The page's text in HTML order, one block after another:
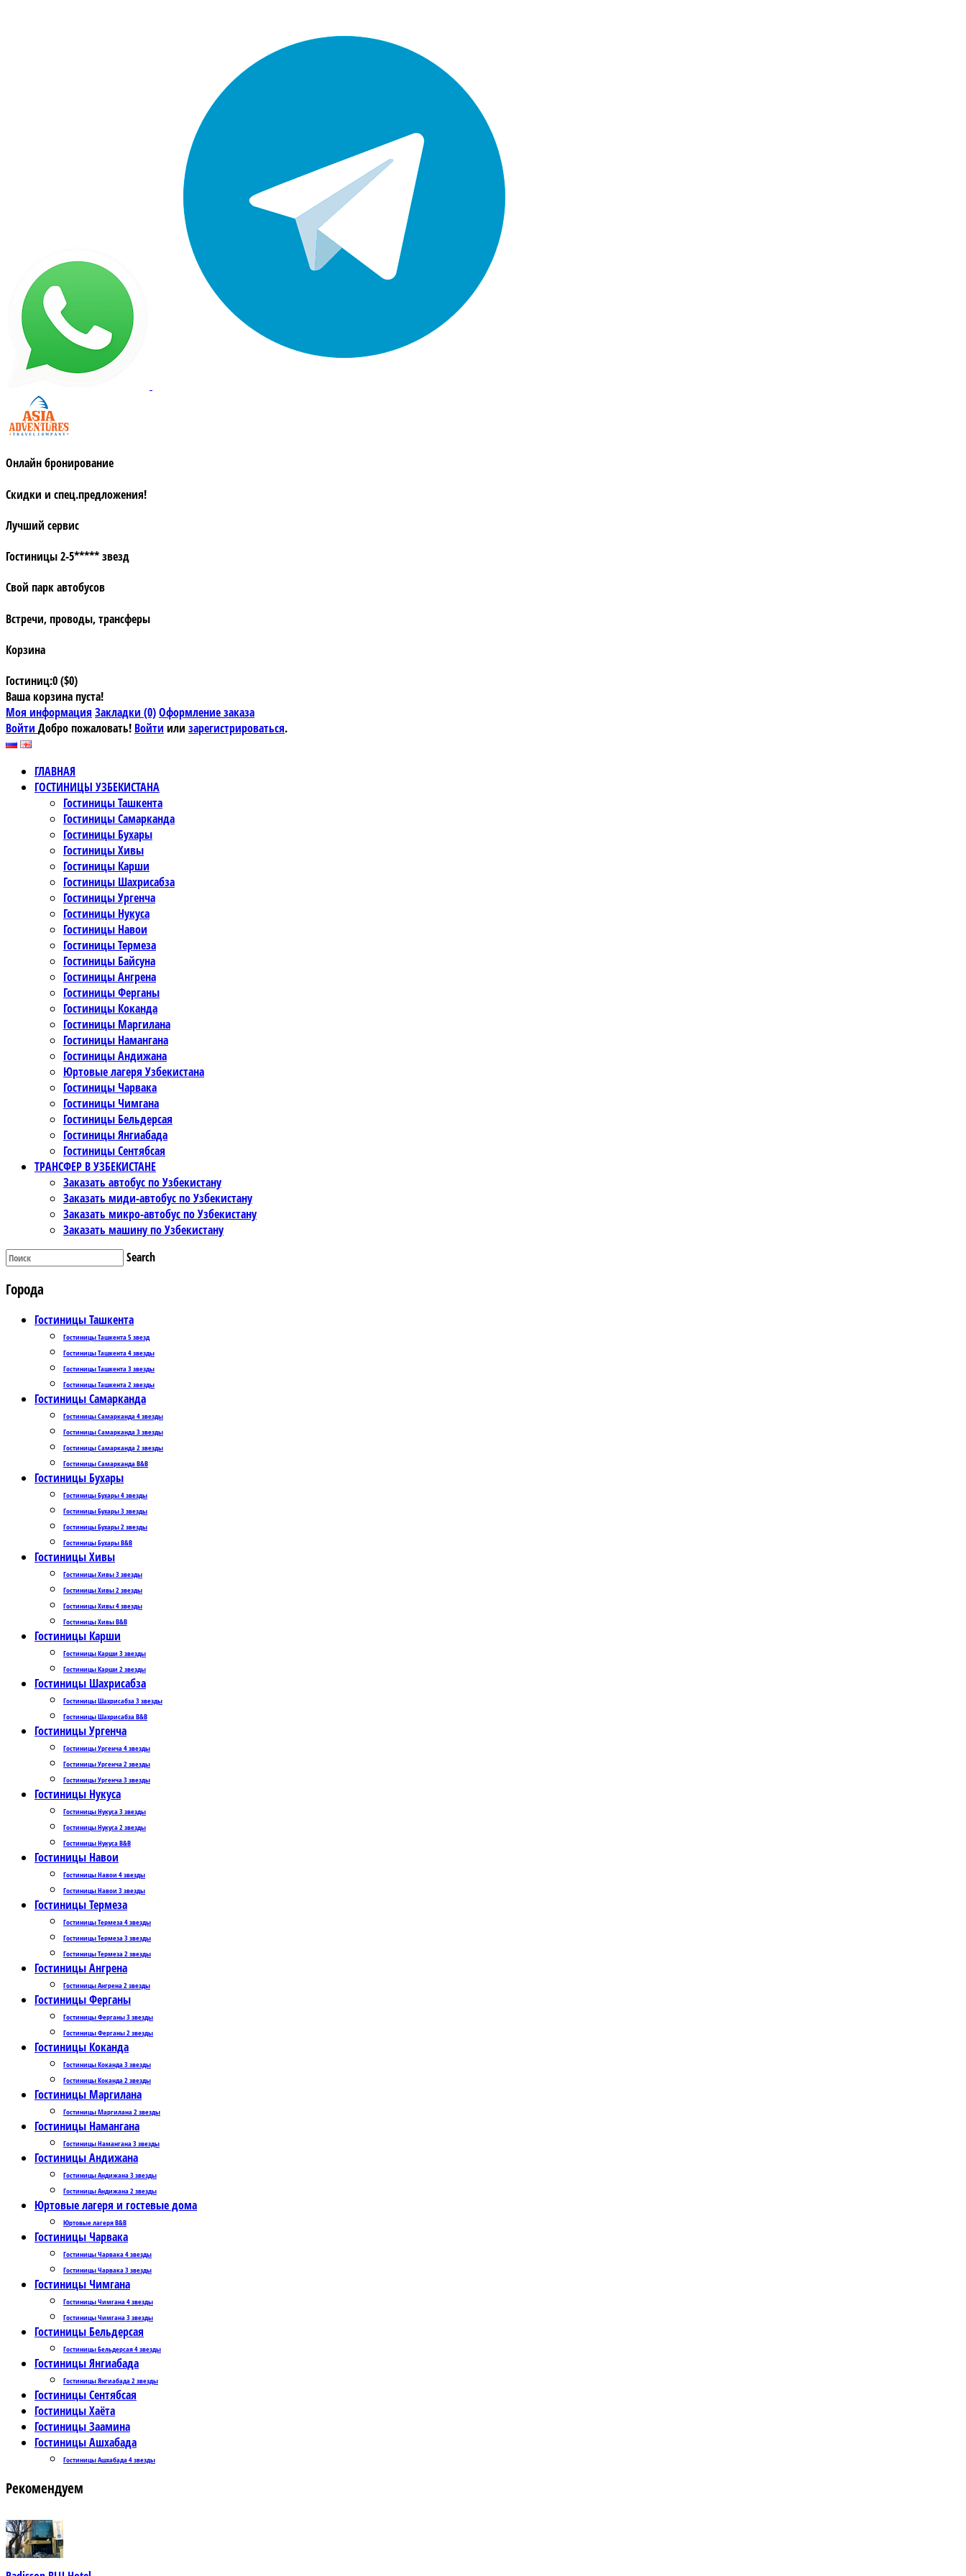
Онлайн бронирование
Скидки и спец.предложения!
Лучший сервис
Гостиницы 2-5***** звезд
Свой парк автобусов
Встречи, проводы, трансферы
Корзина
Гостиниц:0 ($0)
Ваша корзина пуста!
Моя информация Закладки (0)Оформление заказа
Войти Добро пожаловать! Войти или зарегистрироваться.
ГЛАВНАЯ
ГОСТИНИЦЫ УЗБЕКИСТАНА
Гостиницы Ташкента
Гостиницы Самарканда
Гостиницы Бухары
Гостиницы Хивы
Гостиницы Карши
Гостиницы Шахрисабза
Гостиницы Ургенча
Гостиницы Нукуса
Гостиницы Навои
Гостиницы Термеза
Гостиницы Байсуна
Гостиницы Ангрена
Гостиницы Ферганы
Гостиницы Коканда
Гостиницы Маргилана
Гостиницы Намангана
Гостиницы Андижана
Юртовые лагеря Узбекистана
Гостиницы Чарвака
Гостиницы Чимгана
Гостиницы Бельдерсая
Гостиницы Янгиабада
Гостиницы Сентябсая
ТРАНСФЕР В УЗБЕКИСТАНЕ
Заказать автобус по Узбекистану
Заказать миди-автобус по Узбекистану
Заказать микро-автобус по Узбекистану
Заказать машину по Узбекистану
Search
Города
Гостиницы Ташкента
Гостиницы Ташкента 5 звезд
Гостиницы Ташкента 4 звезды
Гостиницы Ташкента 3 звезды
Гостиницы Ташкента 2 звезды
Гостиницы Самарканда
Гостиницы Самарканда 4 звезды
Гостиницы Самарканда 3 звезды
Гостиницы Самарканда 2 звезды
Гостиницы Самарканда B&B
Гостиницы Бухары
Гостиницы Бухары 4 звезды
Гостиницы Бухары 3 звезды
Гостиницы Бухары 2 звезды
Гостиницы Бухары B&B
Гостиницы Хивы
Гостиницы Хивы 3 звезды
Гостиницы Хивы 2 звезды
Гостиницы Хивы 4 звезды
Гостиницы Хивы B&B
Гостиницы Карши
Гостиницы Карши 3 звезды
Гостиницы Карши 2 звезды
Гостиницы Шахрисабза
Гостиницы Шахрисабза 3 звезды
Гостиницы Шахрисабза B&B
Гостиницы Ургенча
Гостиницы Ургенча 4 звезды
Гостиницы Ургенча 2 звезды
Гостиницы Ургенча 3 звезды
Гостиницы Нукуса
Гостиницы Нукуса 3 звезды
Гостиницы Нукуса 2 звезды
Гостиницы Нукуса B&B
Гостиницы Навои
Гостиницы Навои 4 звезды
Гостиницы Навои 3 звезды
Гостиницы Термеза
Гостиницы Термеза 4 звезды
Гостиницы Термеза 3 звезды
Гостиницы Термеза 2 звезды
Гостиницы Ангрена
Гостиницы Ангрена 2 звезды
Гостиницы Ферганы
Гостиницы Ферганы 3 звезды
Гостиницы Ферганы 2 звезды
Гостиницы Коканда
Гостиницы Коканда 3 звезды
Гостиницы Коканда 2 звезды
Гостиницы Маргилана
Гостиницы Маргилана 2 звезды
Гостиницы Намангана
Гостиницы Намангана 3 звезды
Гостиницы Андижана
Гостиницы Андижана 3 звезды
Гостиницы Андижана 2 звезды
Юртовые лагеря и гостевые дома
Юртовые лагеря B&B
Гостиницы Чарвака
Гостиницы Чарвака 4 звезды
Гостиницы Чарвака 3 звезды
Гостиницы Чимгана
Гостиницы Чимгана 4 звезды
Гостиницы Чимгана 3 звезды
Гостиницы Бельдерсая
Гостиницы Бельдерсая 4 звезды
Гостиницы Янгиабада
Гостиницы Янгиабада 2 звезды
Гостиницы Сентябсая
Гостиницы Хаёта
Гостиницы Заамина
Гостиницы Ашхабада
Гостиницы Ашхабада 4 звезды
Рекомендуем